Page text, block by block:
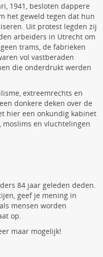
1941, besloten dappere
het geweld tegen dat hun
Uit protest legden zij
arbeiders in Utrecht om
trams, de fabrieken
vol vastberaden
die onderdrukt werden
extreemrechts en
donkere deken over de
hier een onkundig kabinet
en vluchtelingen
84 jaar geleden deden.
geef je mening in
mensen worden
op.
maar mogelijk!